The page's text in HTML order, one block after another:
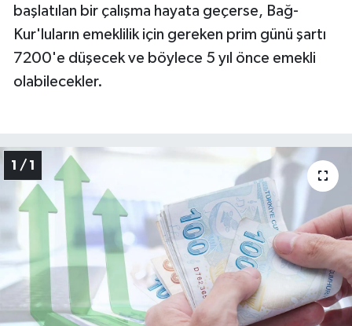
başlatılan bir çalışma hayata geçerse, Bağ-
Kur'luların emeklilik için gereken prim günü şartı
7200'e düşecek ve böylece 5 yıl önce emekli
olabilecekler.
1 / 1